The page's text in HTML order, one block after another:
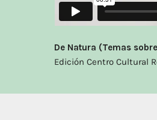
De Natura (Temas
Edición Centro Cultural